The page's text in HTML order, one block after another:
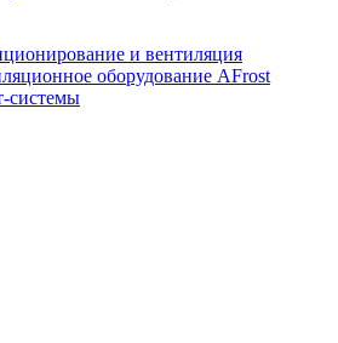
и вентиляция
оборудование AFrost
системы